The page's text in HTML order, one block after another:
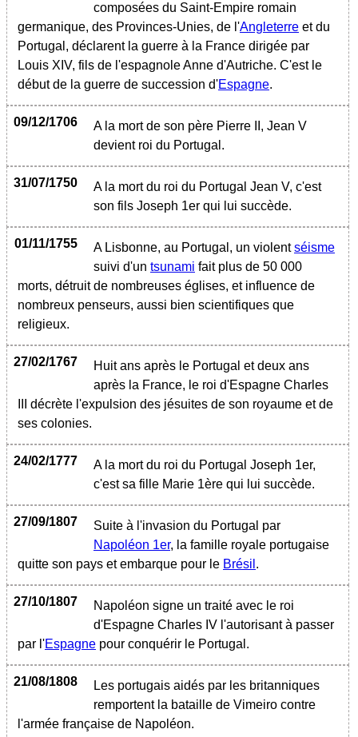
composées du Saint-Empire romain
germanique, des Provinces-Unies, de l'Angleterre et du
Portugal, déclarent la guerre à la France dirigée par
Louis XIV, fils de l'espagnole Anne d'Autriche. C'est le
début de la guerre de succession d'Espagne.
09/12/1706
A la mort de son père Pierre II, Jean V
devient roi du Portugal.
31/07/1750
A la mort du roi du Portugal Jean V, c'est
son fils Joseph 1er qui lui succède.
01/11/1755 A Lisbonne, au Portugal, un violentséisme
suivi d'un tsunami fait plus de 50 000
morts, détruit de nombreuses églises, et influence de
nombreux penseurs, aussi bien scientifiques que
religieux.
27/02/1767
Huit ans après le Portugal et deux ans
après la France, le roi d'Espagne Charles
III décrète l'expulsion des jésuites de son royaume et de
ses colonies.
24/02/1777
A la mort du roi du Portugal Joseph 1er,
c'est sa fille Marie 1ère qui lui succède.
27/09/1807
Suite à l'invasion du Portugal par
Napoléon 1er, la famille royale portugaise
quitte son pays et embarque pour le Brésil .
27/10/1807
Napoléon signe un traité avec le roi
d'Espagne Charles IV l'autorisant à passer
par l'Espagne pour conquérir le Portugal.
21/08/1808
Les portugais aidés par les britanniques
remportent la bataille de Vimeiro contre
l'armée française de Napoléon.